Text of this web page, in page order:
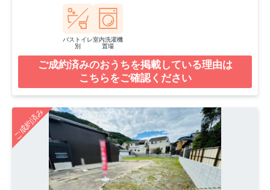
バストイレ
別
室内洗濯機
置場
ご成約済みのおうちを掲載している理由は
こちらをご確認ください
ご成約済み